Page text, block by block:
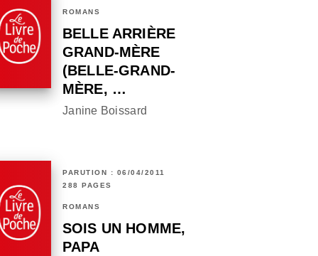
ROMANS
BELLE ARRIÈRE
GRAND-MÈRE
(BELLE-GRAND-
MÈRE, …
Janine Boissard
PARUTION : 06/04/2011
288 PAGES
ROMANS
SOIS UN HOMME,
PAPA